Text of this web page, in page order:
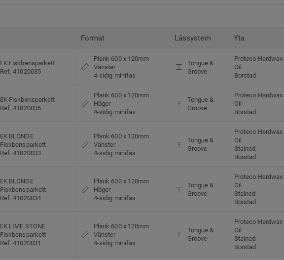
Format Låssystem Yta
EK Fiskbensparkett
Ref. 41020035
Plank 600 x 120mm
Vänster
4-sidig minifas
Tongue &
Groove
Proteco Hardwax
Oil
Borstad
EK Fiskbensparkett
Ref. 41020036
Plank 600 x 120mm
Höger
4-sidig minifas
Tongue &
Groove
Proteco Hardwax
Oil
Borstad
EK BLONDE
Fiskbensparkett
Ref. 41020033
Plank 600 x 120mm
Vänster
4-sidig minifas
Tongue &
Groove
Proteco Hardwax
Oil
Stained
Borstad
EK BLONDE
Fiskbensparkett
Ref. 41020034
Plank 600 x 120mm
Höger
4-sidig minifas
Tongue &
Groove
Proteco Hardwax
Oil
Stained
Borstad
EK LIME STONE
Fiskbensparkett
Ref. 41020031
Plank 600 x 120mm
Vänster
4-sidig minifas
Tongue &
Groove
Proteco Hardwax
Oil
Stained
Borstad